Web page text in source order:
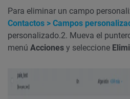
Para eliminar un campo
Contactos > Campos
personalizado.2. Mueva el
menú Acciones y seleccione